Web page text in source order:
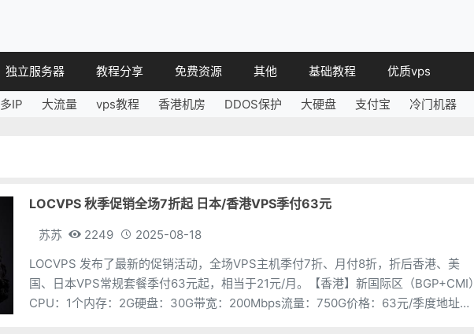
独立服务器 教程分享
VPS教程
免费资源
免费空间
其他
简讯
基础教程 优质vps
多IP 大流量 vps教程 香港机房 DDOS保护 大硬盘 支付宝 冷门机器
LOCVPS 秋季促销全场7折起 日本/香港VPS季付63元
苏苏 2249
2025-08-18
LOCVPS 发布了最新的促销活动，全场VPS主机季付7折、月付8折，折后香港、美
国、日本VPS常规套餐季付63元起，相当于21元/月。【香港】新国际区（BGP+CMI）
CPU：1个内存：2G硬盘：30G带宽：200Mbps流量：750G价格：63元/季度地址：